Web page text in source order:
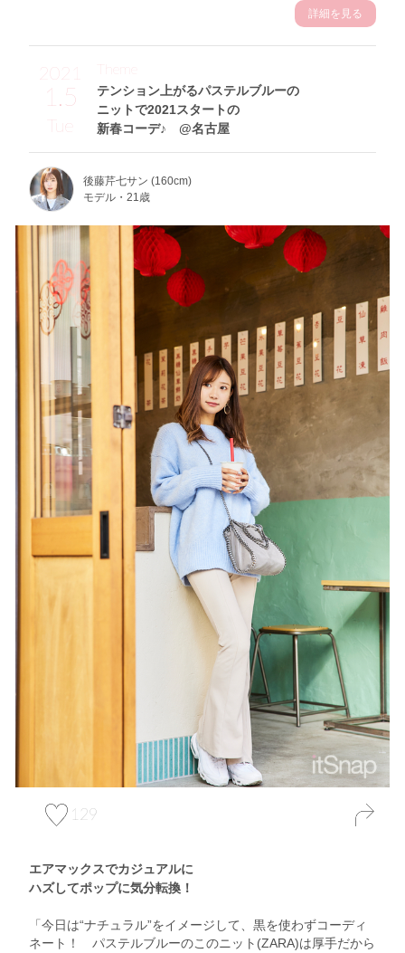
詳細を見る
1.5
Tue
テンション上がるパステルブルーの
ニットで2021スタートの
新春コーデ♪ @名古屋
Theme
後藤芹七サン (160cm)
モデル・21歳
129
エアマックスでカジュアルに
ハズしてポップに気分転換！
「今日は“ナチュラル”をイメージして、黒を使わずコーディ
ネート！ パステルブルーのこのニット(ZARA)は厚手だから